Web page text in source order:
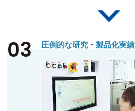
03 圧倒的な研究・製品化実績